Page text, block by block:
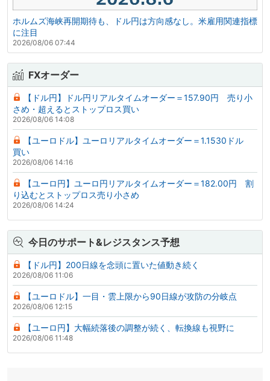
ホルムズ海峡再開期待も、ドル円は方向感なし。米雇用関連指標
に注目
2026/08/06 07:44
FXオーダー
【ドル円】ドル円リアルタイムオーダー＝157.90円 売り小
さめ・超えるとストップロス買い
2026/08/06 14:08
【ユーロドル】ユーロリアルタイムオーダー＝1.1530ドル
買い
2026/08/06 14:16
【ユーロ円】ユーロ円リアルタイムオーダー＝182.00円 割
り込むとストップロス売り小さめ
2026/08/06 14:24
今日のサポート&レジスタンス予想
【ドル円】200日線を念頭に置いた値動き続く
2026/08/06 11:06
【ユーロドル】一目・雲上限から90日線が攻防の分岐点
2026/08/06 12:15
【ユーロ円】大幅続落後の調整が続く、転換線も視野に
2026/08/06 11:48